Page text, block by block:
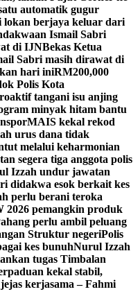
automatik gugur
lokan berjaya keluar dari
Ismail Sabri
di IJNBekas Ketua
Sabri masih dirawat di
hari iniRM200,000
Polis Kota
tangani isu anjing
minyak hitam bantu
MAIS kekal rekod
urus dana tidak
melalui keharmonian
segera tiga anggota polis
Izzah undur jawatan
didakwa esok berkait kes
perlu berani teroka
2026 pemangkin produk
perlu ambil peluang
Struktur negeriPolis
kes bunuhNurul Izzah
tugas Timbalan
kekal stabil,
kerjasama – Fahmi